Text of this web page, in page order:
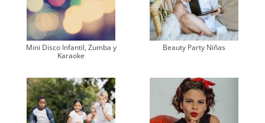
Mini Disco Infantil, Zumba y
Karaoke
Beauty Party Niñas